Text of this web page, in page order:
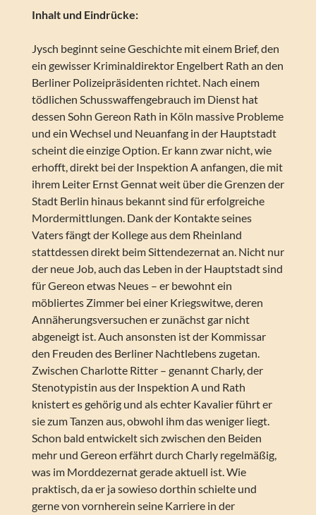
Inhalt und Eindrücke:
Jysch beginnt seine Geschichte mit einem Brief, den
ein gewisser Kriminaldirektor Engelbert Rath an den
Berliner Polizeipräsidenten richtet. Nach einem
tödlichen Schusswaffengebrauch im Dienst hat
dessen Sohn Gereon Rath in Köln massive Probleme
und ein Wechsel und Neuanfang in der Hauptstadt
scheint die einzige Option. Er kann zwar nicht, wie
erhofft, direkt bei der Inspektion A anfangen, die mit
ihrem Leiter Ernst Gennat weit über die Grenzen der
Stadt Berlin hinaus bekannt sind für erfolgreiche
Mordermittlungen. Dank der Kontakte seines
Vaters fängt der Kollege aus dem Rheinland
stattdessen direkt beim Sittendezernat an. Nicht nur
der neue Job, auch das Leben in der Hauptstadt sind
für Gereon etwas Neues – er bewohnt ein
möbliertes Zimmer bei einer Kriegswitwe, deren
Annäherungsversuchen er zunächst gar nicht
abgeneigt ist. Auch ansonsten ist der Kommissar
den Freuden des Berliner Nachtlebens zugetan.
Zwischen Charlotte Ritter – genannt Charly, der
Stenotypistin aus der Inspektion A und Rath
knistert es gehörig und als echter Kavalier führt er
sie zum Tanzen aus, obwohl ihm das weniger liegt.
Schon bald entwickelt sich zwischen den Beiden
mehr und Gereon erfährt durch Charly regelmäßig,
was im Morddezernat gerade aktuell ist. Wie
praktisch, da er ja sowieso dorthin schielte und
gerne von vornherein seine Karriere in der